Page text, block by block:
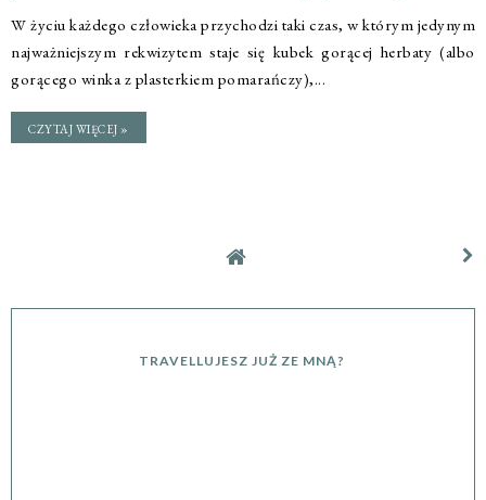
W życiu każdego człowieka przychodzi taki czas, w którym jedynym
najważniejszym rekwizytem staje się kubek gorącej herbaty (albo
gorącego winka z plasterkiem pomarańczy),...
CZYTAJ WIĘCEJ »
TRAVELLUJESZ JUŻ ZE MNĄ?